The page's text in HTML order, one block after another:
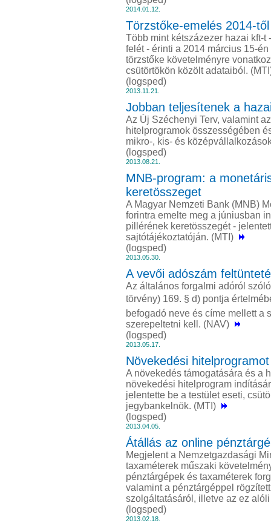
2014.01.12.
Törzstőke-emelés 2014-től
Több mint kétszázezer hazai kft-
felét - érinti a 2014 március 15-
törzstőke követelményre
csütörtökön közölt adataiból.
(logsped)
2013.11.21.
Jobban teljesítenek a
Az Új Széchenyi Terv, valamint
hitelprogramok összességében
mikro-, kis- és
(logsped)
2013.08.21.
MNB-program: a
keretösszeget
A Magyar Nemzeti Bank (MNB)
forintra emelte meg a júniusban
pillérének keretösszegét -
sajtótájékoztatóján. (MTI)
(logsped)
2013.05.30.
A vevői adószám
Az általános forgalmi adóról
törvény) 169. § d) pontja
befogadó neve és címe mellett a
szerepeltetni kell. (NAV)
(logsped)
2013.05.17.
Növekedési
A növekedés támogatására és a
növekedési hitelprogram
jelentette be a testület eseti,
jegybankelnök. (MTI)
(logsped)
2013.04.05.
Átállás az online
Megjelent a Nemzetgazdasági
taxaméterek műszaki
pénztárgépek és taxaméterek
valamint a pénztárgéppel
szolgáltatásáról, illetve az ez
(logsped)
2013.02.18.